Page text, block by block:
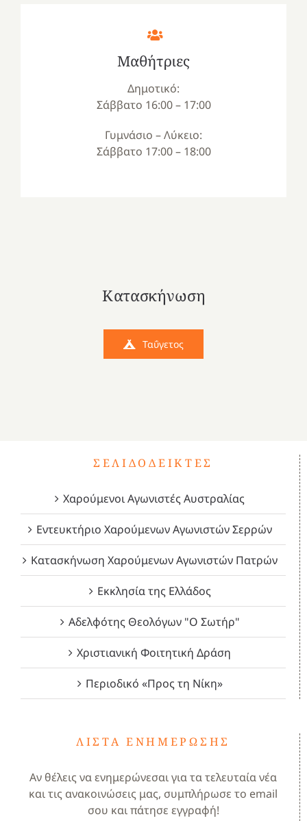
Μαθήτριες
Δημοτικό:
Σάββατο 16:00 – 17:00
Γυμνάσιο – Λύκειο:
Σάββατο 17:00 – 18:00
Κατασκήνωση
Ταΰγετος
ΣΕΛΙΔΟΔΕΊΚΤΕΣ
Χαρούμενοι Αγωνιστές Αυστραλίας
Εντευκτήριο Χαρούμενων Αγωνιστών Σερρών
Κατασκήνωση Χαρούμενων Αγωνιστών Πατρών
Εκκλησία της Ελλάδος
Αδελφότης Θεολόγων "Ο Σωτήρ"
Χριστιανική Φοιτητική Δράση
Περιοδικό «Προς τη Νίκη»
ΛΊΣΤΑ ΕΝΗΜΈΡΩΣΗΣ
Αν θέλεις να ενημερώνεσαι για τα τελευταία νέα
και τις ανακοινώσεις μας, συμπλήρωσε το email
σου και πάτησε εγγραφή!